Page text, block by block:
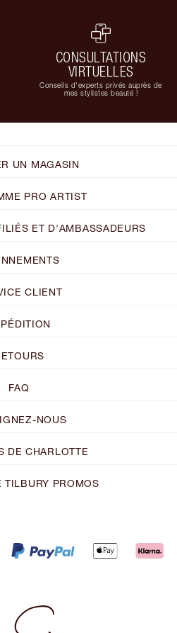
CONSULTATIONS
VIRTUELLES
Conseils d'experts privés auprès de
mes stylistes beauté !
UN MAGASIN
PRO ARTIST
ET D'AMBASSADEURS
CLIENT
FAQ
NOUS
DE CHARLOTTE
TILBURY PROMOS